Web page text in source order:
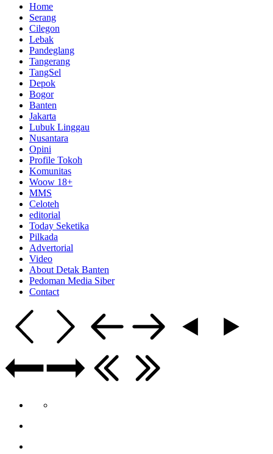
Home
Serang
Cilegon
Lebak
Pandeglang
Tangerang
TangSel
Depok
Bogor
Banten
Jakarta
Lubuk Linggau
Nusantara
Opini
Profile Tokoh
Komunitas
Woow 18+
MMS
Celoteh
editorial
Today Seketika
Pilkada
Advertorial
Video
About Detak Banten
Pedoman Media Siber
Contact